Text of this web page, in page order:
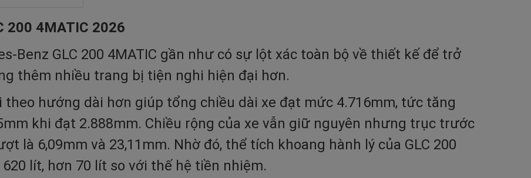
200 4MATIC 2026
Benz GLC 200 4MATIC gần như có sự lột xác toàn bộ về thiết kế để trở
thêm nhiều trang bị tiện nghi hiện đại hơn.
hướng dài hơn giúp tổng chiều dài xe đạt mức 4.716mm, tức tăng
khi đạt 2.888mm. Chiều rộng của xe vẫn giữ nguyên nhưng trục trước
là 6,09mm và 23,11mm. Nhờ đó, thể tích khoang hành lý của GLC 200
lít, hơn 70 lít so với thế hệ tiền nhiệm.